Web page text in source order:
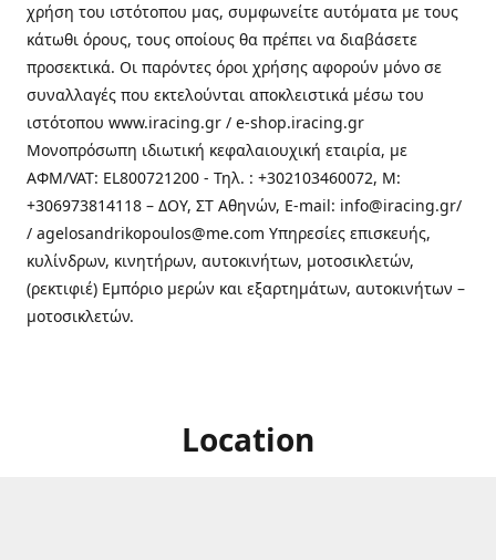
χρήση του ιστότοπου μας, συμφωνείτε αυτόματα με τους
κάτωθι όρους, τους οποίους θα πρέπει να διαβάσετε
προσεκτικά. Οι παρόντες όροι χρήσης αφορούν μόνο σε
συναλλαγές που εκτελούνται αποκλειστικά μέσω του
ιστότοπου www.iracing.gr / e-shop.iracing.gr
Μονοπρόσωπη ιδιωτική κεφαλαιουχική εταιρία, με
ΑΦΜ/VAT: EL800721200 - Τηλ. : +302103460072, M:
+306973814118 – ΔΟΥ, ΣΤ Αθηνών, E-mail: info@iracing.gr/
/ agelosandrikopoulos@me.com Υπηρεσίες επισκευής,
κυλίνδρων, κινητήρων, αυτοκινήτων, μοτοσικλετών,
(ρεκτιφιέ) Εμπόριο μερών και εξαρτημάτων, αυτοκινήτων –
μοτοσικλετών.
Location